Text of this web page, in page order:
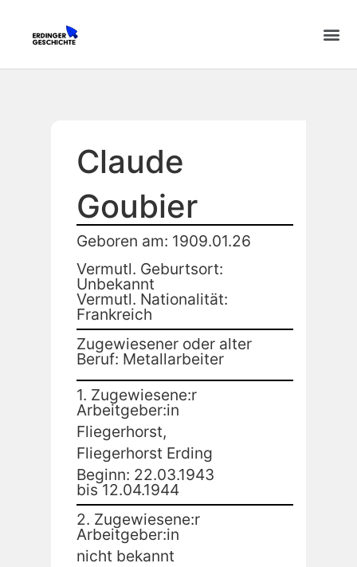
Claude
Goubier
Geboren am: 1909.01.26
Vermutl. Geburtsort:
Unbekannt
Vermutl. Nationalität:
Frankreich
Zugewiesener oder alter
Beruf: Metallarbeiter
1. Zugewiesene:r
Arbeitgeber:in
Fliegerhorst,
Fliegerhorst Erding
Beginn: 22.03.1943
bis 12.04.1944
2. Zugewiesene:r
Arbeitgeber:in
nicht bekannt